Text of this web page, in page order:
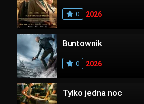
0 2026
Buntownik
0 2026
Tylko jedna noc